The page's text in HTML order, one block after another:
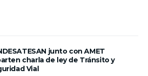
junto con AMET
charla de ley de Tránsito y
Vial